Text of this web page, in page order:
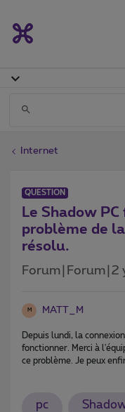
Internet
QUESTION
Le Shadow
problème de
résolu.
Forum|Forum|2
M MATT_M
Depuis lundi, la
fonctionner. Merci à
ce problème. Je peux
pc